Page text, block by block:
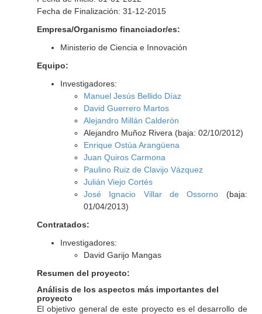
Fecha de Finalización: 31-12-2015
Empresa/Organismo financiador/es:
Ministerio de Ciencia e Innovación
Equipo:
Investigadores:
Manuel Jesús Bellido Díaz
David Guerrero Martos
Alejandro Millán Calderón
Alejandro Muñoz Rivera (baja: 02/10/2012)
Enrique Ostúa Arangüena
Juan Quiros Carmona
Paulino Ruiz de Clavijo Vázquez
Julián Viejo Cortés
José Ignacio Villar de Ossorno (baja:
01/04/2013)
Contratados:
Investigadores:
David Garijo Mangas
Resumen del proyecto:
Análisis de los aspectos más importantes del
proyecto
El objetivo general de este proyecto es el desarrollo de